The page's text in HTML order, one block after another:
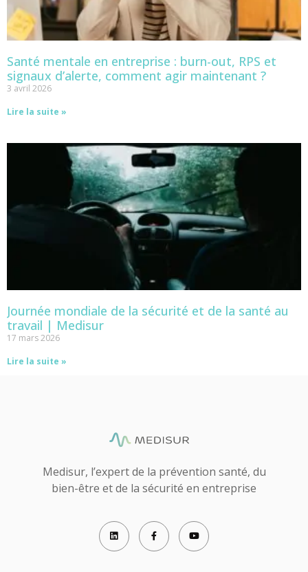
Santé mentale en entreprise : burn-out, RPS et
signaux d’alerte, comment agir maintenant ?
3 avril 2026
Lire la suite »
Journée mondiale de la sécurité et de la santé au
travail | Medisur
17 mars 2026
Lire la suite »
Medisur, l’expert de la prévention santé, du
bien-être et de la sécurité en entreprise